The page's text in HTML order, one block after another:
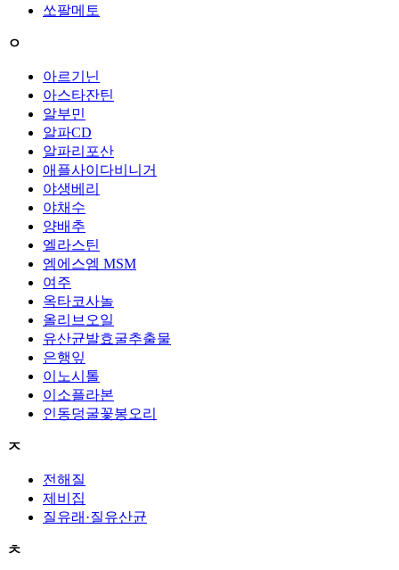
쏘팔메토
ㅇ
아르기닌
아스타잔틴
알부민
알파CD
알파리포산
애플사이다비니거
야생베리
야채수
양배추
엘라스틴
엠에스엠 MSM
여주
옥타코사놀
올리브오일
유산균발효굴추출물
은행잎
이노시톨
이소플라본
인동덩굴꽃봉오리
ㅈ
전해질
제비집
질유래·질유산균
ㅊ